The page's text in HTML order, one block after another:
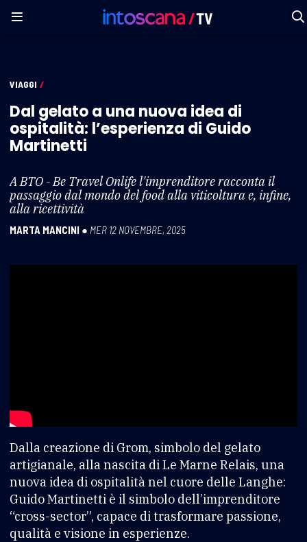
VIAGGI /
Dal gelato a una nuova idea di
ospitalità: l’esperienza di Guido
Martinetti
A BTO - Be Travel Onlife l'imprenditore racconta il
passaggio dal mondo del food alla viticoltura e, infine,
alla ricettività
MARTA MANCINI ● MER 12 NOVEMBRE, 2025
Dalla creazione di Grom, simbolo del gelato
artigianale, alla nascita di Le Marne Relais, una
nuova idea di ospitalità nel cuore delle Langhe:
Guido Martinetti è il simbolo dell’imprenditore
“cross-sector”, capace di trasformare passione,
qualità e visione in esperienze.